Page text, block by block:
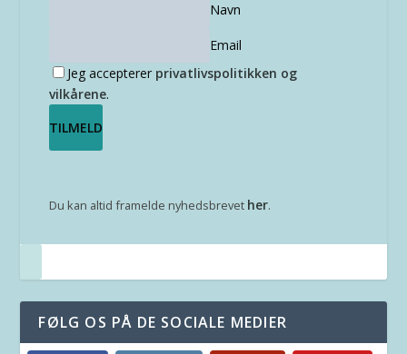
Navn
Email
Jeg accepterer privatlivspolitikken og
vilkårene.
Du kan altid framelde nyhedsbrevet her.
FØLG OS PÅ DE SOCIALE MEDIER